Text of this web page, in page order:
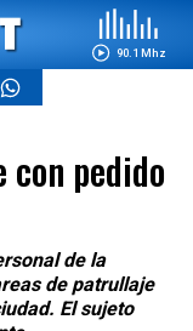
90.1 Mhz
con pedido
de la
de patrullaje
El sujeto